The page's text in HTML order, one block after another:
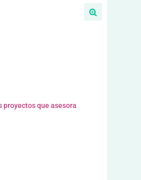
proyectos que asesora